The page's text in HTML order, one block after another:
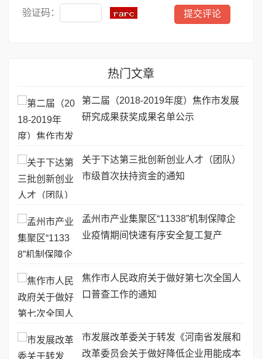
验证码：
热门文章
第二届（2018-2019年度）焦作市发展
研究成果获奖成果名单公示
关于下达第三批创新创业人才（团队）
市级首次扶持资金的通知
孟州市产业集聚区“11338”机制保障企
业疫情期间快速有序安全复工复产
焦作市人民政府关于做好第七次全国人
口普查工作的通知
市发展改革委关于转发《河南省发展和
改革委员会关于做好降低企业用能成本